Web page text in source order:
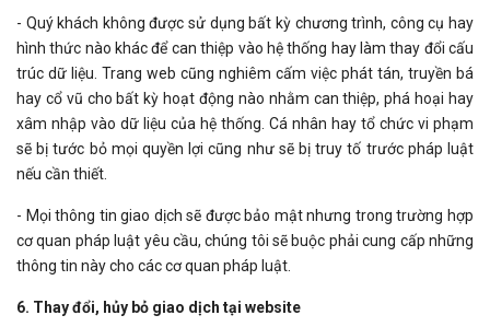
- Quý khách không được sử dụng bất kỳ chương trình, công cụ hay
hình thức nào khác để can thiệp vào hệ thống hay làm thay đổi cấu
trúc dữ liệu. Trang web cũng nghiêm cấm việc phát tán, truyền bá
hay cổ vũ cho bất kỳ hoạt động nào nhằm can thiệp, phá hoại hay
xâm nhập vào dữ liệu của hệ thống. Cá nhân hay tổ chức vi phạm
sẽ bị tước bỏ mọi quyền lợi cũng như sẽ bị truy tố trước pháp luật
nếu cần thiết.
- Mọi thông tin giao dịch sẽ được bảo mật nhưng trong trường hợp
cơ quan pháp luật yêu cầu, chúng tôi sẽ buộc phải cung cấp những
thông tin này cho các cơ quan pháp luật.
6. Thay đổi, hủy bỏ giao dịch tại website